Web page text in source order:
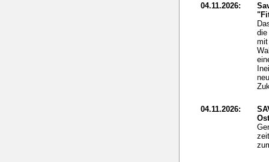
04.11.2026:
die
04.11.2026: